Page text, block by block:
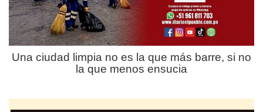
Una ciudad limpia no es la que más barre, si no
la que menos ensucia